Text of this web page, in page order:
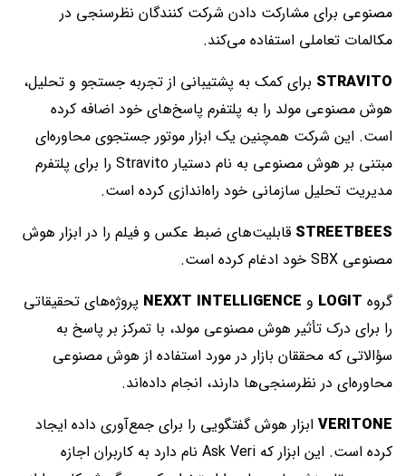
مصنوعی برای مشارکت دادن شرکت کنندگان نظرسنجی در
مکالمات تعاملی استفاده می‌کند.
STRAVITO برای کمک به پشتیبانی از تجربه جستجو و تحلیل،
هوش مصنوعی مولد را به پلتفرم پاسخ‌های خود اضافه کرده
است. این شرکت همچنین یک ابزار موتور جستجوی محاوره‌ای
مبتنی بر هوش مصنوعی به نام دستیار Stravito را برای پلتفرم
مدیریت تحلیل سازمانی خود راه‌اندازی کرده است.
STREETBEES قابلیت‌های ضبط عکس و فیلم را در ابزار هوش
مصنوعی SBX خود ادغام کرده است.
گروه LOGIT و NEXXT INTELLIGENCE پروژه‌های تحقیقاتی
را برای درک تأثیر هوش مصنوعی مولد، با تمرکز بر پاسخ به
سؤالاتی که محققان بازار در مورد استفاده از هوش مصنوعی
محاوره‌ای در نظرسنجی‌ها دارند، انجام داده‌اند.
VERITONE ابزار هوش گفتگو‌یی را برای جمع‌آوری داده ایجاد
کرده است. این ابزار که Ask Veri نام دارد به کاربران اجازه